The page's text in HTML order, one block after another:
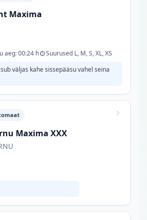
Maxima
aeg: 00:24 h
Suurused L, M, S, XL, XS
väljas kahe sissepääsu vahel seina
Maxima XXX